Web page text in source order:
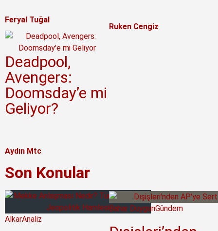
Feryal Tuğal
Ruken Cengiz
Deadpool,
Avengers:
Doomsday’e mi
Geliyor?
Aydın Mtc
Son Konular
AlkarAnaliz
Bahar DuygunGündem